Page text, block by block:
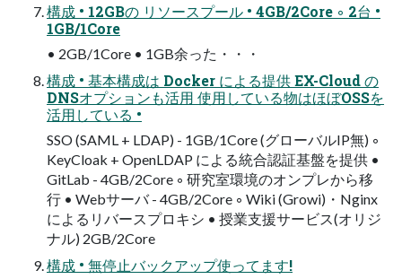
構成 • 12GBの リソースプール • 4GB/2Core ◦ 2台 •
1GB/1Core
• 2GB/1Core • 1GB余った・・・
構成 • 基本構成は Docker による提供 EX-Cloud の
DNSオプションも活用 使用している物はほぼOSSを
活用している •
SSO (SAML + LDAP) - 1GB/1Core (グローバルIP無) ◦
KeyCloak + OpenLDAP による統合認証基盤を提供 •
GitLab - 4GB/2Core ◦ 研究室環境のオンプレから移
行 • Webサーバ - 4GB/2Core ◦ Wiki (Growi)・Nginx
によるリバースプロキシ • 授業支援サービス(オリジ
ナル) 2GB/2Core
構成 • 無停止バックアップ使ってます!